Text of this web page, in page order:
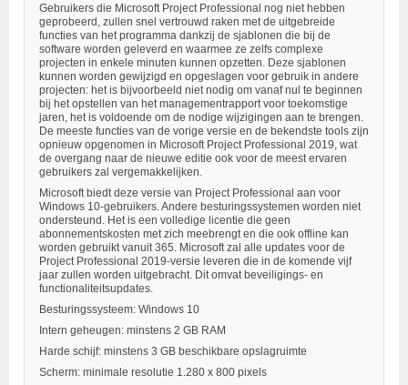
Gebruikers die Microsoft Project Professional nog niet hebben
geprobeerd, zullen snel vertrouwd raken met de uitgebreide
functies van het programma dankzij de sjablonen die bij de
software worden geleverd en waarmee ze zelfs complexe
projecten in enkele minuten kunnen opzetten. Deze sjablonen
kunnen worden gewijzigd en opgeslagen voor gebruik in andere
projecten: het is bijvoorbeeld niet nodig om vanaf nul te beginnen
bij het opstellen van het managementrapport voor toekomstige
jaren, het is voldoende om de nodige wijzigingen aan te brengen.
De meeste functies van de vorige versie en de bekendste tools zijn
opnieuw opgenomen in Microsoft Project Professional 2019, wat
de overgang naar de nieuwe editie ook voor de meest ervaren
gebruikers zal vergemakkelijken.
Microsoft biedt deze versie van Project Professional aan voor
Windows 10-gebruikers. Andere besturingssystemen worden niet
ondersteund. Het is een volledige licentie die geen
abonnementskosten met zich meebrengt en die ook offline kan
worden gebruikt vanuit 365. Microsoft zal alle updates voor de
Project Professional 2019-versie leveren die in de komende vijf
jaar zullen worden uitgebracht. Dit omvat beveiligings- en
functionaliteitsupdates.
Besturingssysteem: Windows 10
Intern geheugen: minstens 2 GB RAM
Harde schijf: minstens 3 GB beschikbare opslagruimte
Scherm: minimale resolutie 1.280 x 800 pixels